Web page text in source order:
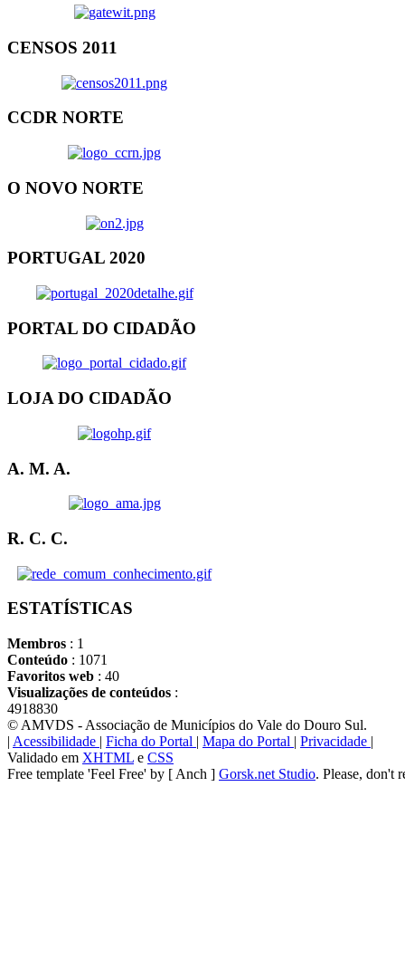
CENSOS 2011
CCDR NORTE
O NOVO NORTE
PORTUGAL 2020
PORTAL DO CIDADÃO
LOJA DO CIDADÃO
A. M. A.
R. C. C.
ESTATÍSTICAS
Membros : 1
Conteúdo : 1071
Favoritos web : 40
Visualizações de conteúdos :
4918830
© AMVDS - Associação de Municípios do Vale do Douro Sul.
| Acessibilidade | Ficha do Portal | Mapa do Portal | Privacidade |
Validado em XHTML e CSS
Free template 'Feel Free' by [ Anch ] Gorsk.net Studio. Please, don't